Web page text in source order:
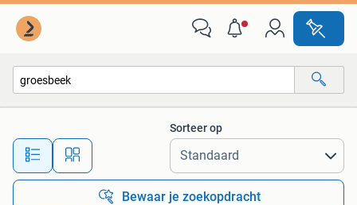
Alle afstanden…
Sorteer op
Bewaar je zoekopdracht